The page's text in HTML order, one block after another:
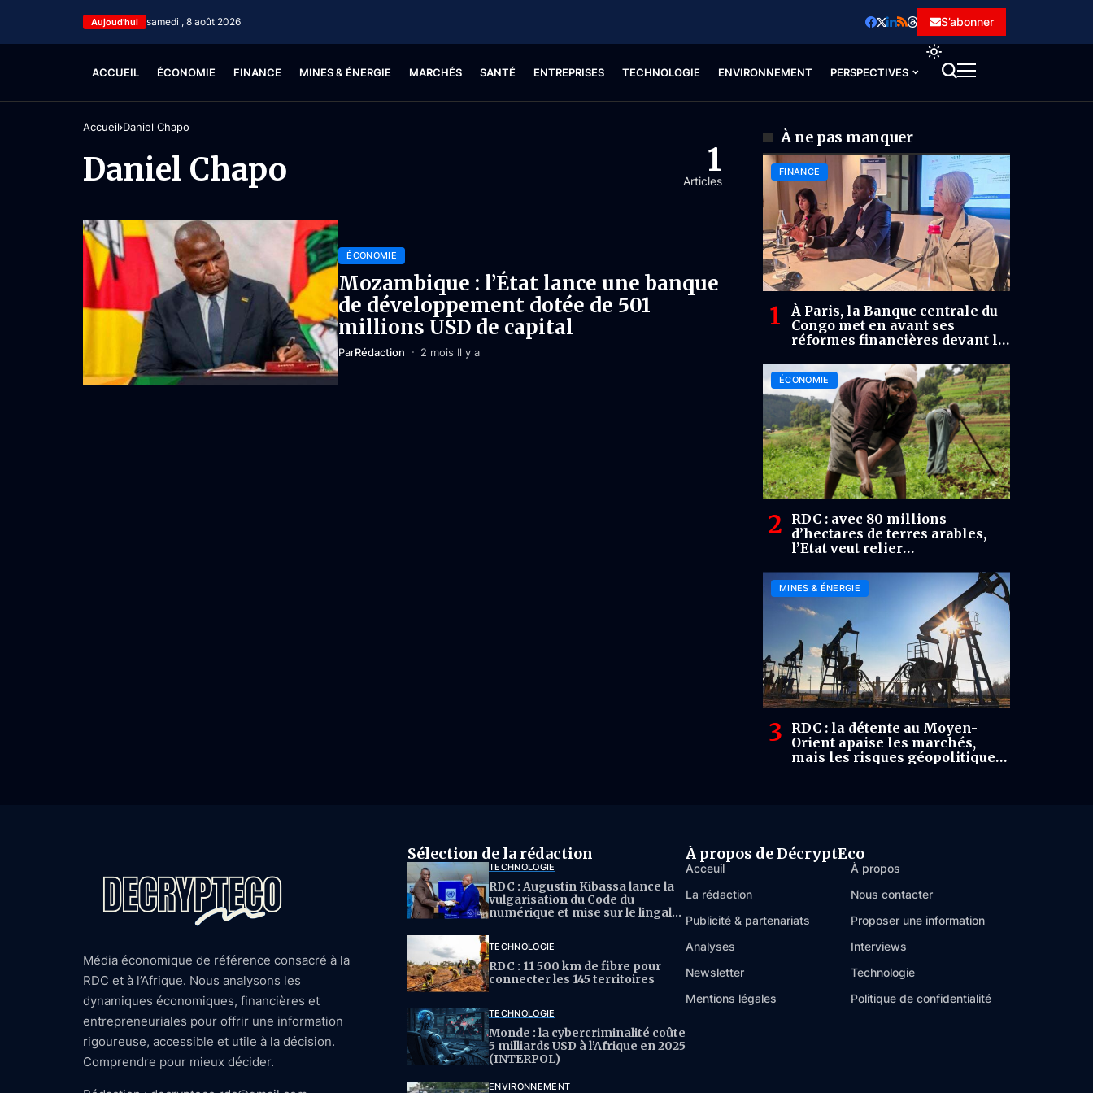
Aujoud'hui samedi , 8 août 2026 S’abonner
ACCUEIL ÉCONOMIE FINANCE MINES & ÉNERGIE MARCHÉS SANTÉ ENTREPRISES TECHNOLOGIE ENVIRONNEMENT PERSPECTIVES
Accueil Daniel Chapo
Daniel Chapo 1
Articles
ÉCONOMIE
Mozambique : l’État lance une banque
de développement dotée de 501
millions USD de capital
ParRédaction 2 mois Il y a
À ne pas manquer
FINANCE
À Paris, la Banque centrale du
Congo met en avant ses
réformes financières devant le
finance mondiale
ÉCONOMIE
RDC : avec 80 millions
d’hectares de terres arables,
l’Etat veut relier
agricoles
MINES & ÉNERGIE
RDC : la détente au Moyen-
Orient apaise les marchés,
mais les risques géopolitiques
Média économique de référence consacré à la
RDC et à l’Afrique. Nous analysons les
dynamiques économiques, financières et
entrepreneuriales pour offrir une information
rigoureuse, accessible et utile à la décision.
Comprendre pour mieux décider.
Sélection de la rédaction
TECHNOLOGIE
RDC : Augustin Kibassa lance la
vulgarisation du Code du
numérique et mise sur le lingala
TECHNOLOGIE
RDC : 11 500 km de fibre pour
connecter les 145 territoires
TECHNOLOGIE
Monde : la cybercriminalité coûte
5 milliards USD à l’Afrique en 2025
(INTERPOL)
ENVIRONNEMENT
À propos de DécryptEco
Acceuil
À propos
La rédaction
Nous contacter
Publicité & partenariats
Proposer une information
Analyses
Interviews
Newsletter
Technologie
Mentions légales
Politique de confidentialité